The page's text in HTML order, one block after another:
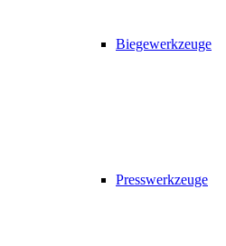
Biegewerkzeuge
Presswerkzeuge